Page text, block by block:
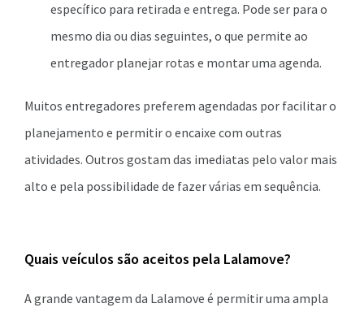
específico para retirada e entrega. Pode ser para o
mesmo dia ou dias seguintes, o que permite ao
entregador planejar rotas e montar uma agenda.
Muitos entregadores preferem agendadas por facilitar o
planejamento e permitir o encaixe com outras
atividades. Outros gostam das imediatas pelo valor mais
alto e pela possibilidade de fazer várias em sequência.
Quais veículos são aceitos pela Lalamove?
A grande vantagem da Lalamove é permitir uma ampla